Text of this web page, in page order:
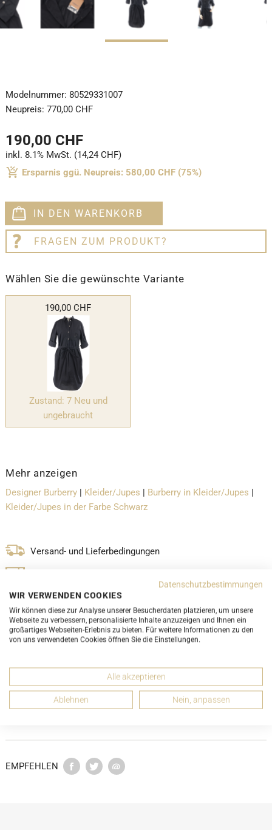
Modelnummer: 80529331007
Neupreis: 770,00 CHF
190,00 CHF
inkl. 8.1% MwSt. (14,24 CHF)
Ersparnis ggü. Neupreis: 580,00 CHF (75%)
IN DEN WARENKORB
FRAGEN ZUM PRODUKT?
Wählen Sie die gewünschte Variante
190,00 CHF
Zustand: 7 Neu und
ungebraucht
Mehr anzeigen
Designer Burberry | Kleider/Jupes | Burberry in Kleider/Jupes |
Kleider/Jupes in der Farbe Schwarz
Versand- und Lieferbedingungen
DETAILS
EMPFEHLEN
Datenschutzbestimmungen
WIR VERWENDEN COOKIES
Wir können diese zur Analyse unserer Besucherdaten platzieren, um unsere
Webseite zu verbessern, personalisierte Inhalte anzuzeigen und Ihnen ein
großartiges Webseiten-Erlebnis zu bieten. Für weitere Informationen zu den
von uns verwendeten Cookies öffnen Sie die Einstellungen.
Alle akzeptieren
Ablehnen Nein, anpassen